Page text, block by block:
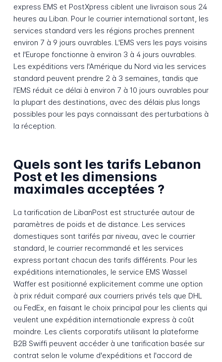
express EMS et PostXpress ciblent une livraison sous 24
heures au Liban. Pour le courrier international sortant, les
services standard vers les régions proches prennent
environ 7 à 9 jours ouvrables. L'EMS vers les pays voisins
et l'Europe fonctionne à environ 3 à 4 jours ouvrables.
Les expéditions vers l'Amérique du Nord via les services
standard peuvent prendre 2 à 3 semaines, tandis que
l'EMS réduit ce délai à environ 7 à 10 jours ouvrables pour
la plupart des destinations, avec des délais plus longs
possibles pour les pays connaissant des perturbations à
la réception.
Quels sont les tarifs Lebanon
Post et les dimensions
maximales acceptées ?
La tarification de LibanPost est structurée autour de
paramètres de poids et de distance. Les services
domestiques sont tarifés par niveau, avec le courrier
standard, le courrier recommandé et les services
express portant chacun des tarifs différents. Pour les
expéditions internationales, le service EMS Wassel
Waffer est positionné explicitement comme une option
à prix réduit comparé aux courriers privés tels que DHL
ou FedEx, en faisant le choix principal pour les clients qui
veulent une expédition internationale express à coût
moindre. Les clients corporatifs utilisant la plateforme
B2B Swiffi peuvent accéder à une tarification basée sur
contrat selon le volume d'expéditions et l'accord de